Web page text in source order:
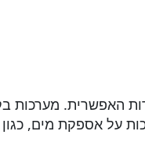
האפשרית.
על אספקת מים,